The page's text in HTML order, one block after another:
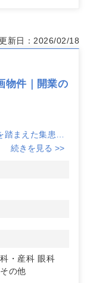
新日：2026/02/18
物件｜開業の
まえた集患設
見据えたクリニ
動線やバックヤ
せたレイアウト
人科産科・眼
内科ほかで募
画を立てやすい
続きを見る >>
・産科 眼科
その他